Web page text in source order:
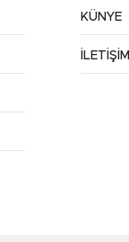
KÜNYE
İLETİŞİM